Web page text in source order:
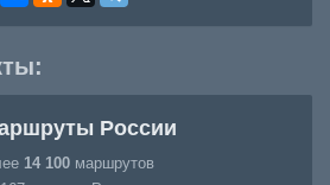
России
14 100 маршрутов